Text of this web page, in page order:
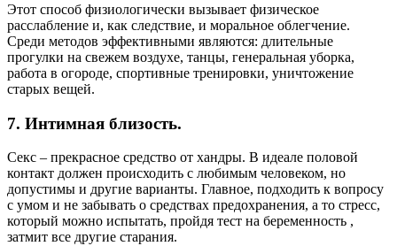
Этот способ физиологически вызывает физическое
расслабление и, как следствие, и моральное облегчение.
Среди методов эффективными являются: длительные
прогулки на свежем воздухе, танцы, генеральная уборка,
работа в огороде, спортивные тренировки, уничтожение
старых вещей.
7. Интимная близость.
Секс – прекрасное средство от хандры. В идеале половой
контакт должен происходить с любимым человеком, но
допустимы и другие варианты. Главное, подходить к вопросу
с умом и не забывать о средствах предохранения, а то стресс,
который можно испытать, пройдя тест на беременность ,
затмит все другие старания.